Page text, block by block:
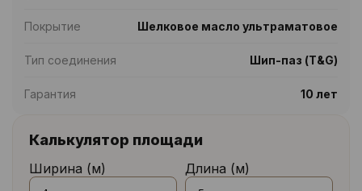
Покрытие Шелковое масло ультраматовое
Тип соединения Шип-паз (T&G)
Гарантия 10 лет
Калькулятор площади
Ширина (м) Длина (м)